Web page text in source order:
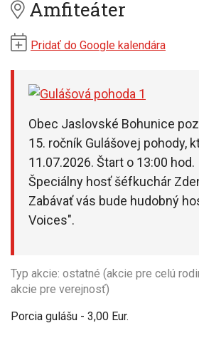
Kde:
Amfiteáter
Pridať do Google kalendára
Obec Jaslovské Bohunice
15. ročník Gulášovej pohody,
11.07.2026. Štart o 13:00 hod.
Špeciálny hosť šéfkuchár
Zabávať vás bude hudobný
Voices".
Typ akcie: ostatné (akcie pre celú
akcie pre verejnosť)
Porcia gulášu - 3,00 Eur.